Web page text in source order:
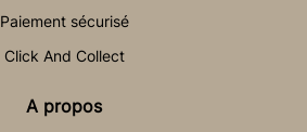
Paiement sécurisé
Click And Collect
A propos